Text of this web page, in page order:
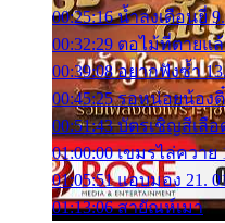
00:25:16 น้ำลงเดือนยี่
00:32:29 ตอไม้ที่ตายแ
00:39:08 อยากฟังซ้ำ
00:45:25 รอหน่อยน้อง
00:51:43 บัตรเชิญสีเลื
01:00:00 เขมรไล่ควาย
01:05:51 แอบมอง 21.
01:13:06 สายัณห์เมา